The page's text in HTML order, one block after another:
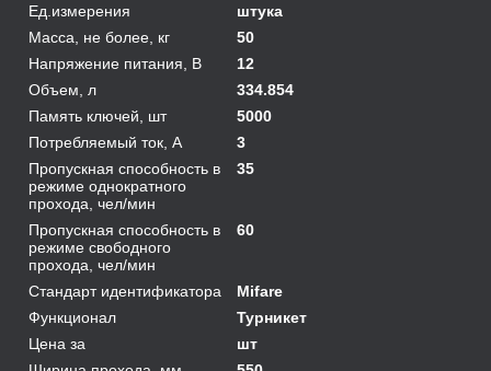
Ед.измерения
штука
Масса, не более, кг
50
Напряжение питания, В
12
Объем, л
334.854
Память ключей, шт
5000
Потребляемый ток, А
3
Пропускная способность в
режиме однократного
прохода, чел/мин
35
Пропускная способность в
режиме свободного
прохода, чел/мин
60
Стандарт идентификатора
Mifare
Функционал
Турникет
Цена за
шт